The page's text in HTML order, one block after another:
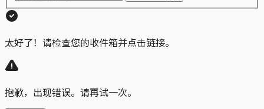
太好了！请检查您的收件箱并点击链接。
抱歉，出现错误。请再试一次。